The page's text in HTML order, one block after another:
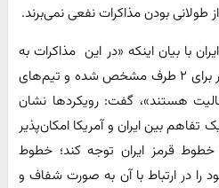
بودن مذاکرات نفعی نمی‌برند.
با بیان اینکه «در این مذاکرات به
نظر می‌رسد که چارچوب کلی کار برای ۲ طرف مشخص شده و تیم‌های
هستند»، گفت: رویکردها نشان
بین ایران و آمریکا امکان‌پذیر
قرمز ایران توجه کند؛ خطوط
را در ارتباط با آن به صورت شفاف و